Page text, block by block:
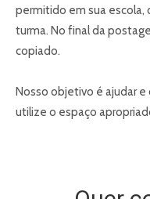
permitido em sua escola,
turma. No final da
copiado.
Nosso objetivo é ajudar
utilize o espaço